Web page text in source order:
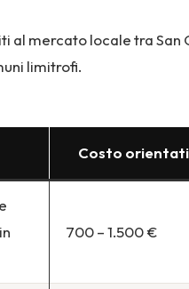
al mercato locale tra San
limitrofi.
Costo
700 – 1.500 €